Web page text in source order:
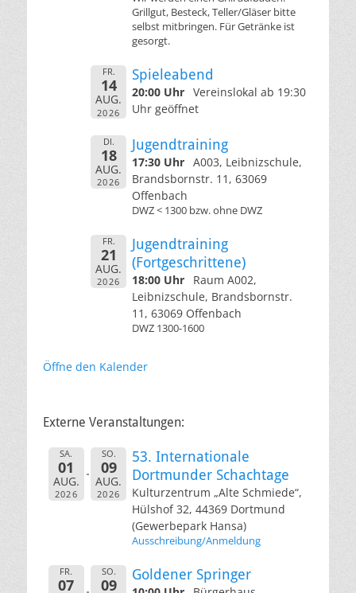
Grillgut, Besteck, Teller/Gläser bitte
selbst mitbringen. Für Getränke ist
gesorgt.
FR.
14
AUG.
2026
Spieleabend
20:00 Uhr Vereinslokal ab 19:30
Uhr geöffnet
DI.
18
AUG.
2026
Jugendtraining
17:30 Uhr A003, Leibnizschule,
Brandsbornstr. 11, 63069
Offenbach
DWZ < 1300 bzw. ohne DWZ
FR.
21
AUG.
2026
Jugendtraining
(Fortgeschrittene)
18:00 Uhr
Raum A002,
Leibnizschule, Brandsbornstr.
11, 63069 Offenbach
DWZ 1300-1600
Öffne den Kalender
Externe Veranstaltungen:
SA.
01
AUG.
2026
SO.
09
AUG.
2026
53. Internationale
Dortmunder Schachtage
Kulturzentrum „Alte Schmiede“,
Hülshof 32, 44369 Dortmund
(Gewerbepark Hansa)
Ausschreibung/Anmeldung
FR.
07
SO.
09
Goldener Springer